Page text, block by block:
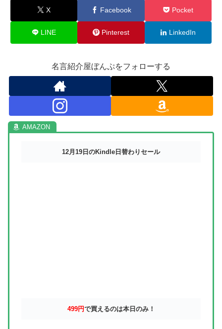
X Facebook Pocket
LINE Pinterest LinkedIn
名言紹介屋ぼんぷをフォローする
12月19日のKindle日替わりセール
499円で買えるのは本日のみ！